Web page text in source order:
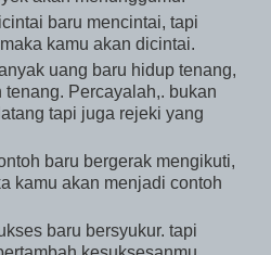
baru mencintai, tapi
kamu akan dicintai.
uang baru hidup tenang,
Percayalah,. bukan
tapi juga rejeki yang
baru bergerak mengikuti,
kamu akan menjadi contoh
baru bersyukur. tapi